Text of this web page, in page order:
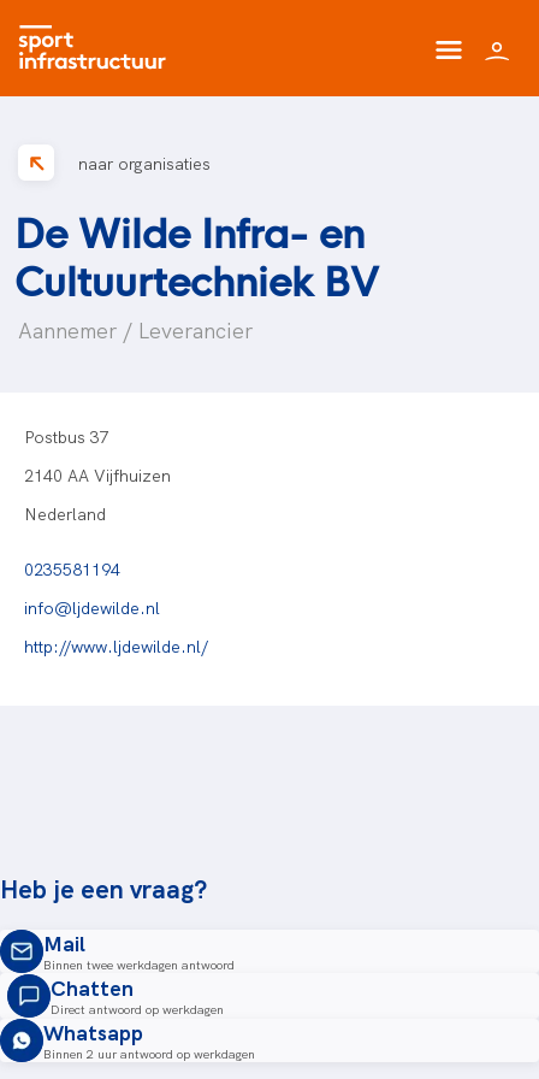
naar organisaties
De Wilde Infra- en
Cultuurtechniek BV
Aannemer / Leverancier
Postbus 37
2140 AA Vijfhuizen
Nederland
0235581194
info@ljdewilde.nl
http://www.ljdewilde.nl/
Heb je een vraag?
Mail
Binnen twee werkdagen antwoord
Chatten
Direct antwoord op werkdagen
Whatsapp
Binnen 2 uur antwoord op werkdagen